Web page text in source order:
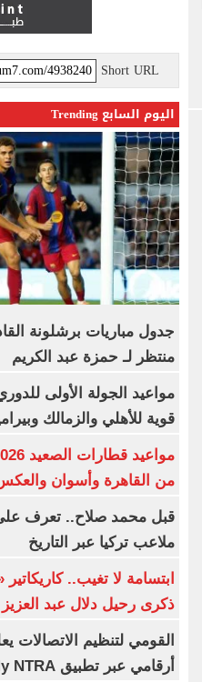
Short URL
اليوم السابع Trending
جدول مباريات برشلونة
منتظر لـ حمزة عبد الكريم
مواعيد الجولة الأولى
قوية للأهلي والزمالك
من القاهرة وأسوان
قبل محمد صلاح.. تعرف
ملاعب تركيا عبر التاريخ
ابتسامة لا تغيب..
ذكرى رحيل دلال عبد العزيز
القومي لتنظيم الاتصالات
أرقامي عبر تطبيق My NTRA